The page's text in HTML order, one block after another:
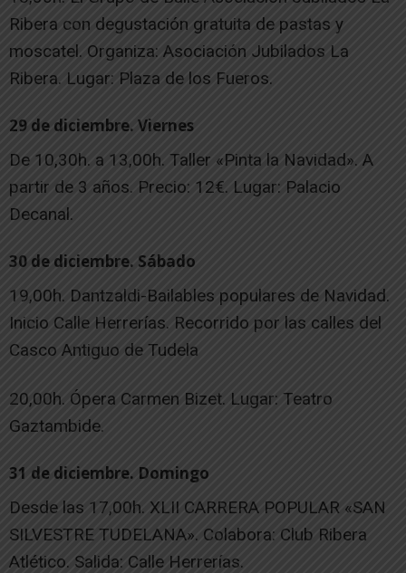
Ribera con degustación gratuita de pastas y
moscatel. Organiza: Asociación Jubilados La
Ribera. Lugar: Plaza de los Fueros.
29 de diciembre. Viernes
De 10,30h. a 13,00h. Taller «Pinta la Navidad». A
partir de 3 años. Precio: 12€. Lugar: Palacio
Decanal.
30 de diciembre. Sábado
19,00h. Dantzaldi-Bailables populares de Navidad.
Inicio Calle Herrerías. Recorrido por las calles del
Casco Antiguo de Tudela
20,00h. Ópera Carmen Bizet. Lugar: Teatro
Gaztambide.
31 de diciembre. Domingo
Desde las 17,00h. XLII CARRERA POPULAR «SAN
SILVESTRE TUDELANA». Colabora: Club Ribera
Atlético. Salida: Calle Herrerías.